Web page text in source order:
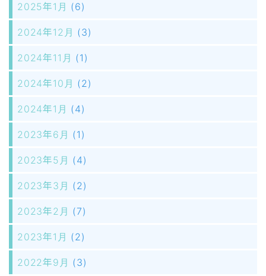
2025年1月 (6)
2024年12月 (3)
2024年11月 (1)
2024年10月 (2)
2024年1月 (4)
2023年6月 (1)
2023年5月 (4)
2023年3月 (2)
2023年2月 (7)
2023年1月 (2)
2022年9月 (3)